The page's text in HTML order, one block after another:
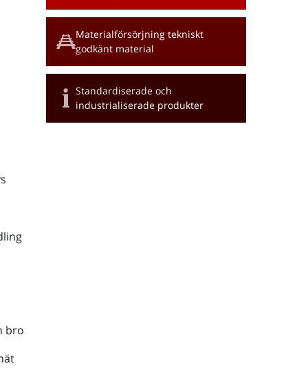
bro
Materialförsörjning tekniskt
godkänt material
Standardiserade och
industrialiserade produkter